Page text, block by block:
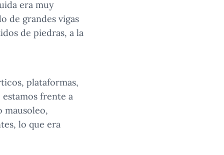
era muy
de grandes vigas
de piedras, a la
plataformas,
frente a
mausoleo,
lo que era